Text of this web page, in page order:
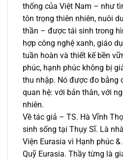
thống của Việt Nam – như
tôn trọng thiên nhiên, nuôi
thần – được tái sinh trong
hợp công nghệ xanh, giáo
tuần hoàn và thiết kế bền
phúc, hạnh phúc không bị
thu nhập. Nó được đo bằng
quan hệ: với bản thân, với
nhiên.
Về tác giả – TS. Hà Vĩnh
sinh sống tại Thụy Sĩ. Là
Viện Eurasia vì Hạnh phúc
Quỹ Eurasia. Thầy từng là